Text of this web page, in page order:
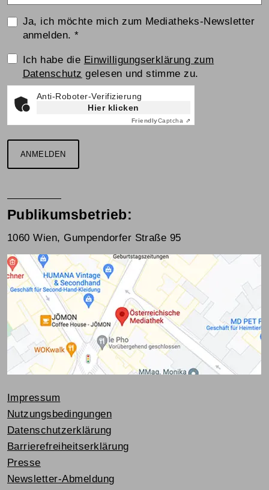
Ja, ich möchte mich zum Mediatheks-Newsletter
anmelden.*
Einwilligungserklärung
Ich habe die Einwilligungserklärung zum
Datenschutz gelesen und stimme zu.
Anti-Roboter-Verifizierung
Hier klicken
FriendlyCaptcha ⇗
ANMELDEN
Publikumsbetrieb:
1060 Wien, Gumpendorfer Straße 95
Impressum
Nutzungsbedingungen
Datenschutzerklärung
Barrierefreiheitserklärung
Presse
Newsletter-Abmeldung